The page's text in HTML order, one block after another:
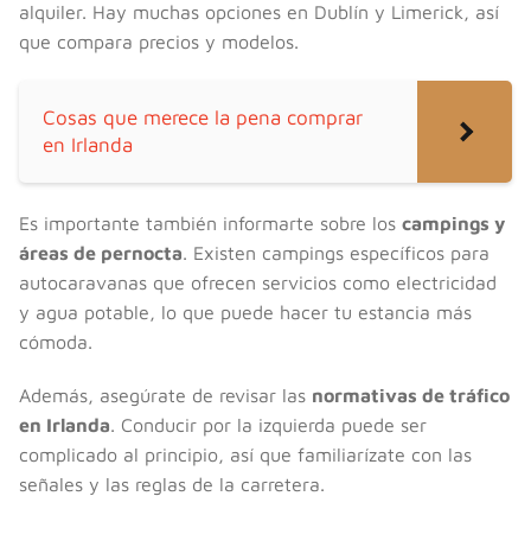
alquiler. Hay muchas opciones en Dublín y Limerick, así
que compara precios y modelos.
Cosas que merece la pena comprar
en Irlanda
Es importante también informarte sobre los campings y
áreas de pernocta. Existen campings específicos para
autocaravanas que ofrecen servicios como electricidad
y agua potable, lo que puede hacer tu estancia más
cómoda.
Además, asegúrate de revisar las normativas de tráfico
en Irlanda. Conducir por la izquierda puede ser
complicado al principio, así que familiarízate con las
señales y las reglas de la carretera.